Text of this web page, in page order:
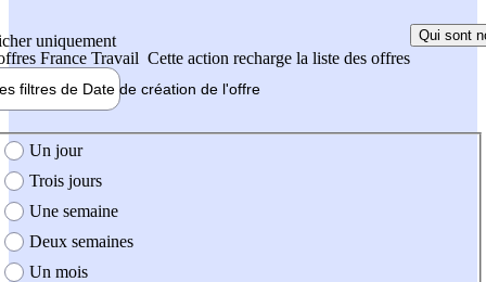
uniquement
France Travail Cette action recharge la liste des offres
Qui sont
filtres de Date de création de l'offre
création de l'offre
Un jour
Trois jours
Une semaine
Deux semaines
Un mois